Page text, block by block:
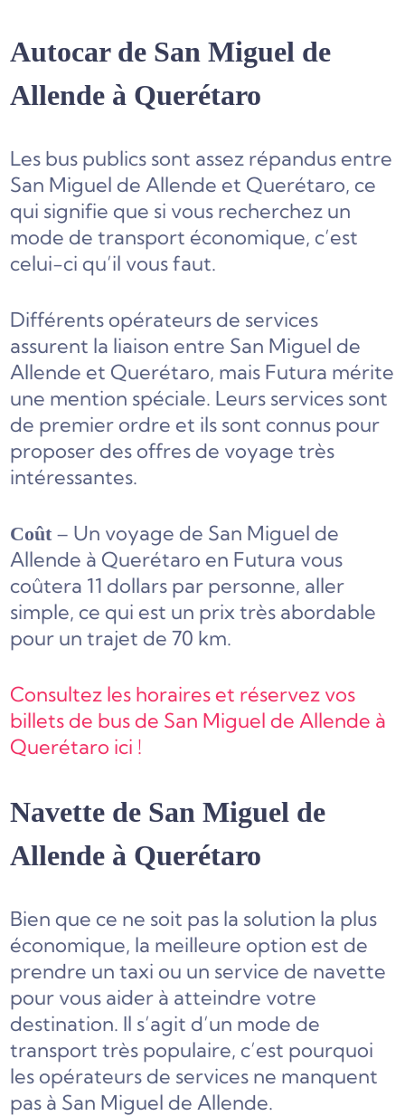
Autocar de San Miguel de
Allende à Querétaro
Les bus publics sont assez répandus entre
San Miguel de Allende et Querétaro, ce
qui signifie que si vous recherchez un
mode de transport économique, c’est
celui-ci qu’il vous faut.
Différents opérateurs de services
assurent la liaison entre San Miguel de
Allende et Querétaro, mais Futura mérite
une mention spéciale. Leurs services sont
de premier ordre et ils sont connus pour
proposer des offres de voyage très
intéressantes.
Coût – Un voyage de San Miguel de
Allende à Querétaro en Futura vous
coûtera 11 dollars par personne, aller
simple, ce qui est un prix très abordable
pour un trajet de 70 km.
Consultez les horaires et réservez vos
billets de bus de San Miguel de Allende à
Querétaro ici !
Navette de San Miguel de
Allende à Querétaro
Bien que ce ne soit pas la solution la plus
économique, la meilleure option est de
prendre un taxi ou un service de navette
pour vous aider à atteindre votre
destination. Il s’agit d’un mode de
transport très populaire, c’est pourquoi
les opérateurs de services ne manquent
pas à San Miguel de Allende.